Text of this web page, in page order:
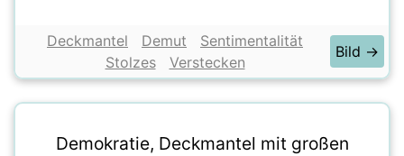
Deckmantel Demut
Sentimentalität
Stolzes
Verstecken
Bild →
Demokratie, Deckmantel mit großen